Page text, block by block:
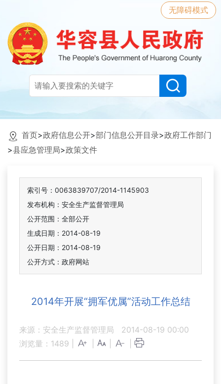
无障碍模式
首页>政府信息公开>部门信息公开目录>政府工作部门
>县应急管理局>政策文件
索引号：0063839707/2014-1145903
发布机构：安全生产监督管理局
公开范围：全部公开
生成日期：2014-08-19
公开日期：2014-08-19
公开方式：政府网站
2014年开展“拥军优属”活动工作总结
来源：安全生产监督管理局
2014-08-19 00:00
浏览量： 1489